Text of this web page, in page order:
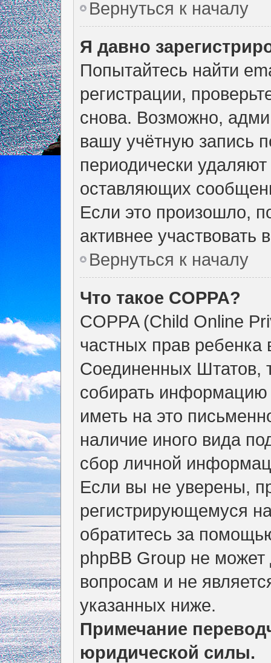
Вернуться к началу
Я давно
Попытайтесь найти
регистрации,
снова. Возможно,
вашу учётную запись
периодически
оставляющих
Если это произошло,
активнее участвовать
Вернуться к началу
Что такое COPPA?
COPPA (Child Online
частных прав ребенка
Соединенных Штатов,
собирать информацию
иметь на это
наличие иного вида
сбор личной
Если вы не уверены,
регистрирующемуся
обратитесь за
phpBB Group не
вопросам и не
указанных ниже.
Примечание
юридической силы.